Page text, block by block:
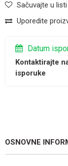
Sačuvajte u
Uporedite
Datum
Kontaktirajte
isporuke
OSNOVNE